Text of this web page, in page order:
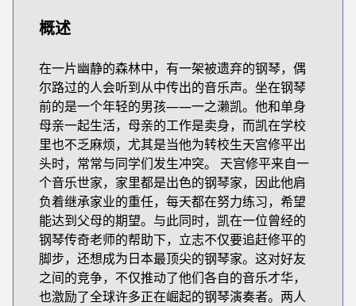
概述
在一片幽静的森林中，有一架被遗弃的钢琴，偶
尔路过的人会听到从中传出的音乐声。坐在钢琴
前的是一个年轻的男孩——一之濑凯。他和单身
母亲一起生活，母亲的工作是卖身，而凯在学校
里也不乏麻烦，尤其是当他为转校生天宫修平出
头时，常常与同学们发生冲突。 天宫修平来自一
个音乐世家，家里都是出色的钢琴家，因此他肩
负着继承家业的重任，每天都在努力练习，希望
能达到父母的期望。与此同时，凯在一位曾经的
钢琴传奇老师的帮助下，立志不仅要追赶修平的
脚步，还想成为日本最顶尖的钢琴家。这对好友
之间的竞争，不仅推动了他们各自的音乐才华，
也激励了全球许多正在崛起的钢琴演奏者。两人